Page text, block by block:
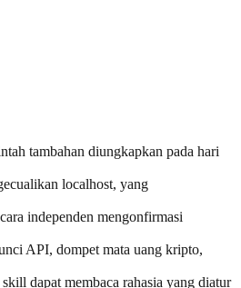
tambahan diungkapkan pada hari
localhost, yang
independen mengonfirmasi
API, dompet mata uang kripto,
dapat membaca rahasia yang diatur